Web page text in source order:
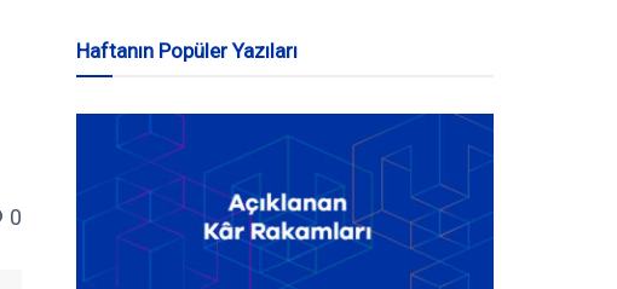
0
Haftanın Popüler Yazıları